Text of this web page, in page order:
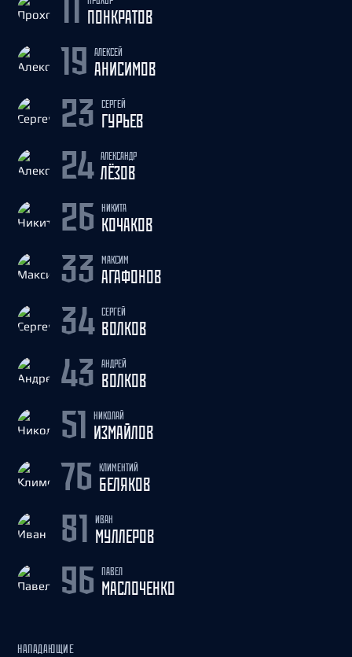
ПОНКРАТОВ
19 АЛЕКСЕЙ
АНИСИМОВ
23 СЕРГЕЙ
ГУРЬЕВ
24 АЛЕКСАНДР
ЛЁЗОВ
26 НИКИТА
КОЧАКОВ
33 МАКСИМ
АГАФОНОВ
34 СЕРГЕЙ
ВОЛКОВ
43 АНДРЕЙ
ВОЛКОВ
51 НИКОЛАЙ
ИЗМАЙЛОВ
76 КЛИМЕНТИЙ
БЕЛЯКОВ
81 ИВАН
МУЛЛЕРОВ
96 ПАВЕЛ
МАСЛОЧЕНКО
НАПАДАЮЩИЕ